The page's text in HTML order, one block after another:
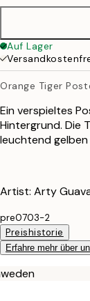
Auf Lager
Orange Tiger
Ein verspieltes
Hintergrund. Die
leuchtend gelben
Artist: Arty
pre0703-2
Preishistorie
Erfahre mehr über